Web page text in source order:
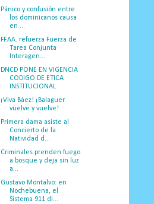
Pánico y confusión entre
los dominicanos causa
en ...
FF.AA. refuerza Fuerza de
Tarea Conjunta
Interagen...
DNCD PONE EN VIGENCIA
CODIGO DE ETICA
INSTITUCIONAL
¡Viva Báez! ¡Balaguer
vuelve y vuelve!
Primera dama asiste al
Concierto de la
Natividad d...
Criminales prenden fuego
a bosque y deja sin luz
a...
Gustavo Montalvo: en
Nochebuena, el
Sistema 911 di...